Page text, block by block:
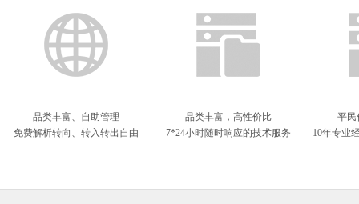
品类丰富、自助管理
免费解析转向、转入转出自由
品类丰富，高性价比
7*24小时随时响应的技术服务
平民
10年专业